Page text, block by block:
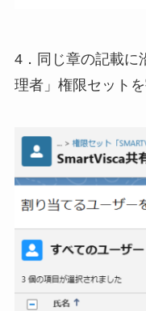
4．同じ章の記載に
理者」権限セットを